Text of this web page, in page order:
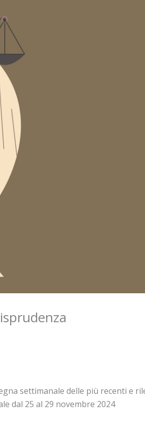
settimanale delle più recenti e
dal 25 al 29 novembre 2024